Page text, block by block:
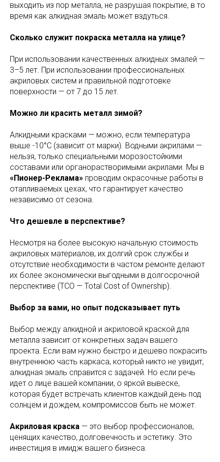
выходить из пор металла, не разрушая покрытие, в то
время как алкидная эмаль может вздуться.
Сколько служит покраска металла на улице?
При использовании качественных алкидных эмалей —
3–5 лет. При использовании профессиональных
акриловых систем и правильной подготовке
поверхности — от 7 до 15 лет.
Можно ли красить металл зимой?
Алкидными красками — можно, если температура
выше -10°C (зависит от марки). Водными акрилами —
нельзя, только специальными морозостойкими
составами или органорастворимыми акрилами. Мы в
«Пионер-Реклама» проводим окрасочные работы в
отапливаемых цехах, что гарантирует качество
независимо от сезона.
Что дешевле в перспективе?
Несмотря на более высокую начальную стоимость
акриловых материалов, их долгий срок службы и
отсутствие необходимости в частом ремонте делают
их более экономически выгодными в долгосрочной
перспективе (TCO — Total Cost of Ownership).
Выбор за вами, но опыт подсказывает путь
Выбор между алкидной и акриловой краской для
металла зависит от конкретных задач вашего
проекта. Если вам нужно быстро и дешево покрасить
внутреннюю часть каркаса, который никто не увидит,
алкидная эмаль справится с задачей. Но если речь
идет о лице вашей компании, о яркой вывеске,
которая будет встречать клиентов каждый день под
солнцем и дождем, компромиссов быть не может.
Акриловая краска — это выбор профессионалов,
ценящих качество, долговечность и эстетику. Это
инвестиция в имидж вашего бизнеса.